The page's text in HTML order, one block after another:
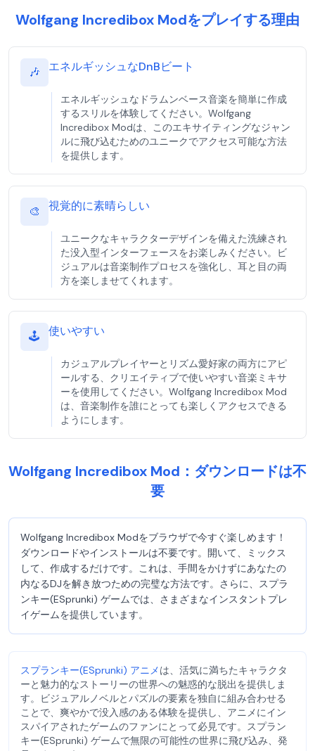
Wolfgang Incredibox Modをプレイする理由
🎶 エネルギッシュなDnBビート
エネルギッシュなドラムンベース音楽を簡単に作成
するスリルを体験してください。Wolfgang
Incredibox Modは、このエキサイティングなジャン
ルに飛び込むためのユニークでアクセス可能な方法
を提供します。
🎨 視覚的に素晴らしい
ユニークなキャラクターデザインを備えた洗練され
た没入型インターフェースをお楽しみください。ビ
ジュアルは音楽制作プロセスを強化し、耳と目の両
方を楽しませてくれます。
🕹️ 使いやすい
カジュアルプレイヤーとリズム愛好家の両方にアピ
ールする、クリエイティブで使いやすい音楽ミキサ
ーを使用してください。Wolfgang Incredibox Mod
は、音楽制作を誰にとっても楽しくアクセスできる
ようにします。
Wolfgang Incredibox Mod：ダウンロードは不
要
Wolfgang Incredibox Modをブラウザで今すぐ楽しめます！
ダウンロードやインストールは不要です。開いて、ミックス
して、作成するだけです。これは、手間をかけずにあなたの
内なるDJを解き放つための完璧な方法です。さらに、スプラ
ンキー(ESprunki) ゲームでは、さまざまなインスタントプレ
イゲームを提供しています。
スプランキー(ESprunki) アニメは、活気に満ちたキャラクタ
ーと魅力的なストーリーの世界への魅惑的な脱出を提供しま
す。ビジュアルノベルとパズルの要素を独自に組み合わせる
ことで、爽やかで没入感のある体験を提供し、アニメにイン
スパイアされたゲームのファンにとって必見です。スプラン
キー(ESprunki) ゲームで無限の可能性の世界に飛び込み、発